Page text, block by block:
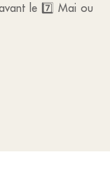
le 7️⃣ Mai ou